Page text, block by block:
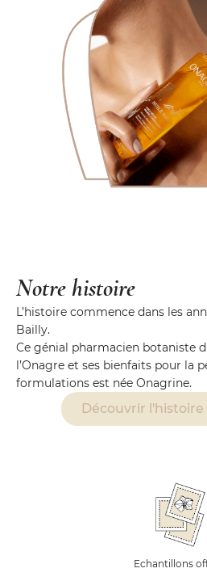
Notre histoire
L’histoire commence dans les
Bailly.
Ce génial pharmacien botaniste
l’Onagre et ses bienfaits pour la
formulations est née Onagrine.
Découvrir
Echantillons